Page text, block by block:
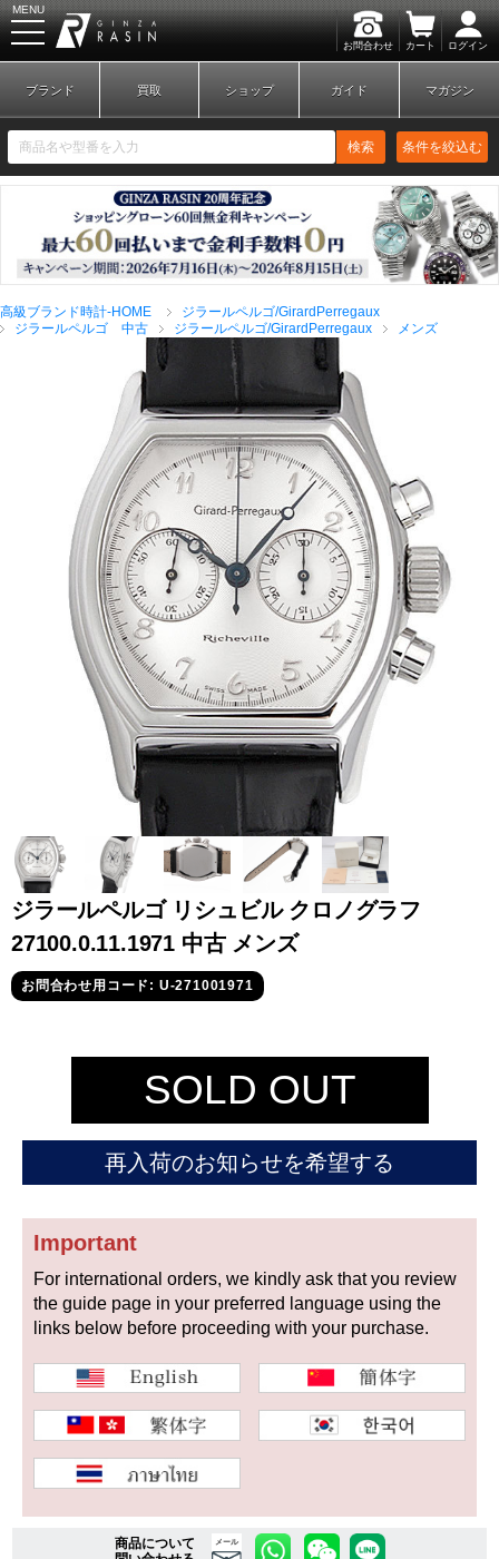
お問合わせ カート ログイン
MENU
新規会員登録 ログイン
ブランドから探す
全てのブランドを見
る
ロレックス
パテック
フィリップ
オーデマピゲ ウブロ カルティエ
グランド
セイコー
オメガ
コンスタンタン
商品の状態から探す
新品 未使用品
中古品 アンティーク品
WEB限定品
ブランド 買取 ショップ ガイド マガジン
検索 条件を絞込む
高級ブランド時計-HOME
ジラールペルゴ/GirardPerregaux
ジラールペルゴ 中古
ジラールペルゴ/GirardPerregaux メンズ
ジラールペルゴ リシュビル クロノグラフ
27100.0.11.1971 中古 メンズ
お問合わせ用コード: U-271001971
SOLD OUT
再入荷のお知らせを希望する
Important
For international orders, we kindly ask that you review
the guide page in your preferred language using the
links below before proceeding with your purchase.
商品について
メール